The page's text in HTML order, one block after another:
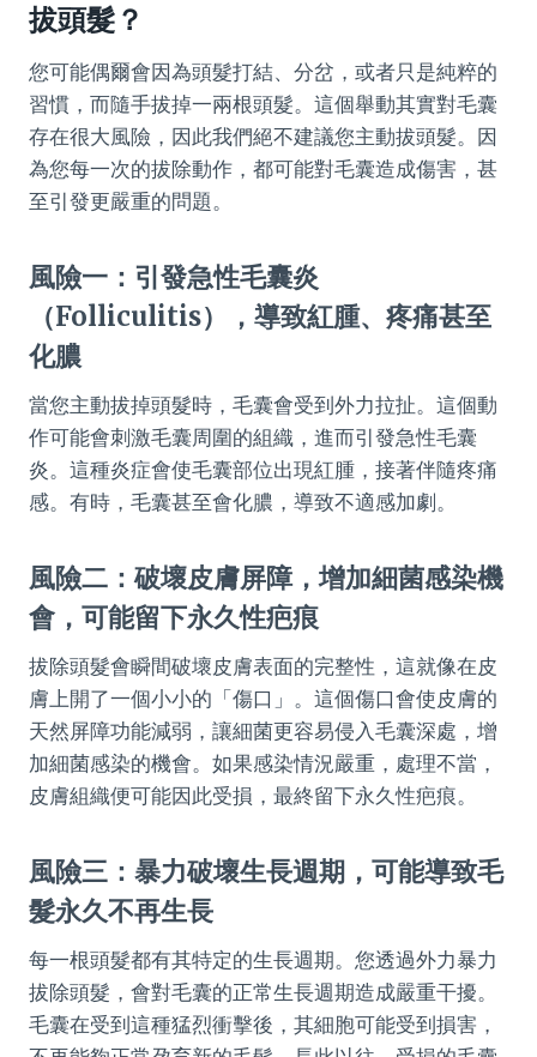
拔頭髮？
您可能偶爾會因為頭髮打結、分岔，或者只是純粹的
習慣，而隨手拔掉一兩根頭髮。這個舉動其實對毛囊
存在很大風險，因此我們絕不建議您主動拔頭髮。因
為您每一次的拔除動作，都可能對毛囊造成傷害，甚
至引發更嚴重的問題。
風險一：引發急性毛囊炎
（Folliculitis），導致紅腫、疼痛甚至
化膿
當您主動拔掉頭髮時，毛囊會受到外力拉扯。這個動
作可能會刺激毛囊周圍的組織，進而引發急性毛囊
炎。這種炎症會使毛囊部位出現紅腫，接著伴隨疼痛
感。有時，毛囊甚至會化膿，導致不適感加劇。
風險二：破壞皮膚屏障，增加細菌感染機
會，可能留下永久性疤痕
拔除頭髮會瞬間破壞皮膚表面的完整性，這就像在皮
膚上開了一個小小的「傷口」。這個傷口會使皮膚的
天然屏障功能減弱，讓細菌更容易侵入毛囊深處，增
加細菌感染的機會。如果感染情況嚴重，處理不當，
皮膚組織便可能因此受損，最終留下永久性疤痕。
風險三：暴力破壞生長週期，可能導致毛
髮永久不再生長
每一根頭髮都有其特定的生長週期。您透過外力暴力
拔除頭髮，會對毛囊的正常生長週期造成嚴重干擾。
毛囊在受到這種猛烈衝擊後，其細胞可能受到損害，